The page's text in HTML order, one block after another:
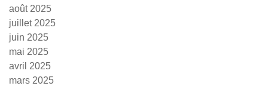
août 2025
juillet 2025
juin 2025
mai 2025
avril 2025
mars 2025